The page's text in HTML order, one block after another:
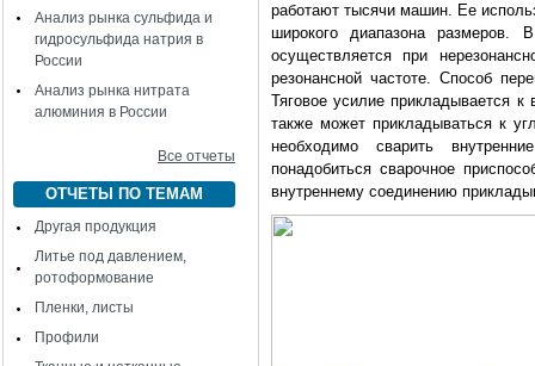
Анализ рынка сульфида и
гидросульфида натрия в
России
Анализ рынка нитрата
алюминия в России
Все отчеты
ОТЧЕТЫ ПО ТЕМАМ
Другая продукция
Литье под давлением,
ротоформование
Пленки, листы
Профили
работают тысячи машин. Ее
широкого диапазона размеров.
осуществляется при
резонансной частоте. Способ
Тяговое усилие прикладывается
также может прикладываться к
необходимо сварить
понадобиться сварочное
внутреннему соединению